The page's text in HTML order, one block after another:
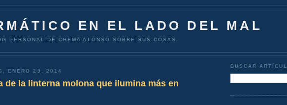
EN EL LADO DEL MAL
PERSONAL DE CHEMA ALONSO SOBRE SUS COSAS.
ENERO 29, 2014
de la linterna molona que ilumina más en
BUSCAR